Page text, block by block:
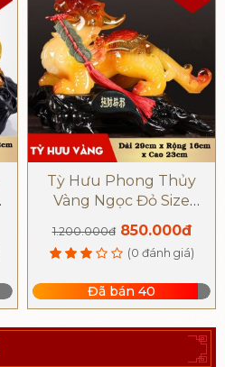
Tỳ Hưu Phong Thủy
Vàng Ngọc Đỏ Size
29cm
1.200.000đ 850.000đ
(0 đánh giá)
Đã bán 40